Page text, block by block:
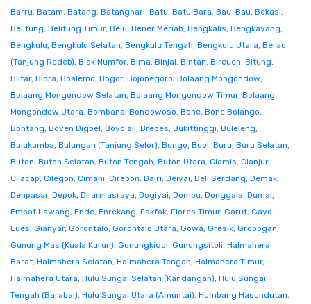
Barru, Batam, Batang, Batanghari, Batu, Batu Bara, Bau-Bau, Bekasi,
Belitung, Belitung Timur, Belu, Bener Meriah, Bengkalis, Bengkayang,
Bengkulu, Bengkulu Selatan, Bengkulu Tengah, Bengkulu Utara, Berau
(Tanjung Redeb), Biak Numfor, Bima, Binjai, Bintan, Bireuen, Bitung,
Blitar, Blora, Boalemo, Bogor, Bojonegoro, Bolaang Mongondow,
Bolaang Mongondow Selatan, Bolaang Mongondow Timur, Bolaang
Mongondow Utara, Bombana, Bondowoso, Bone, Bone Bolango,
Bontang, Boven Digoel, Boyolali, Brebes, Bukittinggi, Buleleng,
Bulukumba, Bulungan (Tanjung Selor), Bungo, Buol, Buru, Buru Selatan,
Buton, Buton Selatan, Buton Tengah, Buton Utara, Ciamis, Cianjur,
Cilacap, Cilegon, Cimahi, Cirebon, Dairi, Deiyai, Deli Serdang, Demak,
Denpasar, Depok, Dharmasraya, Dogiyai, Dompu, Donggala, Dumai,
Empat Lawang, Ende, Enrekang, Fakfak, Flores Timur, Garut, Gayo
Lues, Gianyar, Gorontalo, Gorontalo Utara, Gowa, Gresik, Grobogan,
Gunung Mas (Kuala Kurun), Gunungkidul, Gunungsitoli, Halmahera
Barat, Halmahera Selatan, Halmahera Tengah, Halmahera Timur,
Halmahera Utara, Hulu Sungai Selatan (Kandangan), Hulu Sungai
Tengah (Barabai), Hulu Sungai Utara (Amuntai), Humbang Hasundutan,